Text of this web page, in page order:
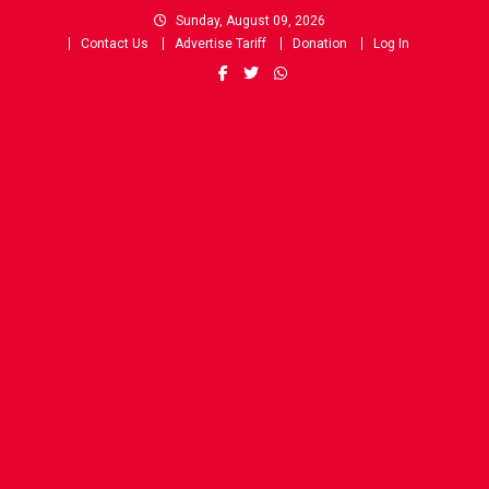
Sunday, August 09, 2026
Contact Us
Advertise Tariff Donation Log In